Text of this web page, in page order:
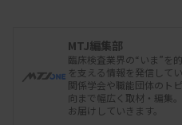
高校時代、姉からもらっ
んで臨床検査技師という
医療を支える「縁の下の
前に出るのは苦手なので
MTJ編集部
臨床検査業界の“いま”を
を支える情報を発信して
関係学会や職能団体のト
向まで幅広く取材・編集
お届けしていきます。